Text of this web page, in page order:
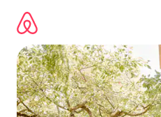
direct
naar
inhoud